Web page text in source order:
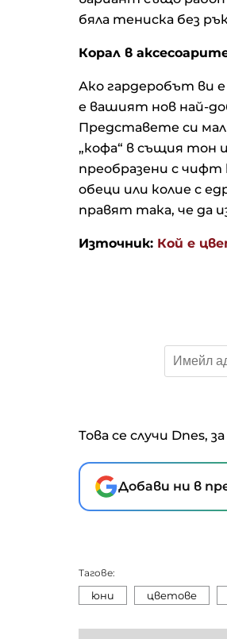
бяла тениска без
Корал в
Ако гардеробът ви
е вашият нов най-
Представете си
„кофа“ в същия тон
преобразени с чифт
обеци или колие с
правят така, че да
Източник: Кой е
Това се случи Dnes,
Добави ни в
Тагове:
юни цветове